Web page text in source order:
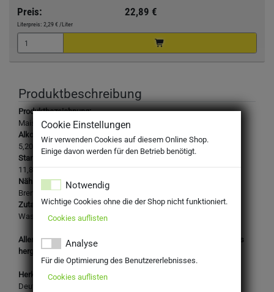
Preis: 22,89 €
Literpreis: 2,29 € /Liter
Produktbeschreibung
Produktbezeichnung:
Maisel´s Weisse Original-Hefe-Weissbier, Weizenbier
Alkoholgehalt:
5,20% Vol.
Stammwürze:
11,80%
Nährwertangaben je 100ml:
Brennwert: Keine Angaben.
Zutaten:
Wasser,Weizenmalz, Gerstenmalz
Allergene: Glutenhaltiges Getreide (Weizen, Gerste) sowie daraus
hergestellte Erzeugnisse
Herkunftsland:
Deutschland
Cookie Einstellungen
Wir verwenden Cookies auf diesem Online Shop.
Einige davon werden für den Betrieb benötigt.
Notwendig
Wichtige Cookies ohne die der Shop nicht funktioniert.
Cookies auflisten
Analyse
Für die Optimierung des Benutzererlebnisses.
Cookies auflisten